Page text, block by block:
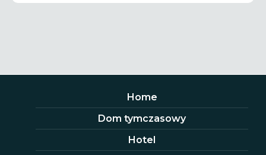
Home
Dom tymczasowy
Hotel